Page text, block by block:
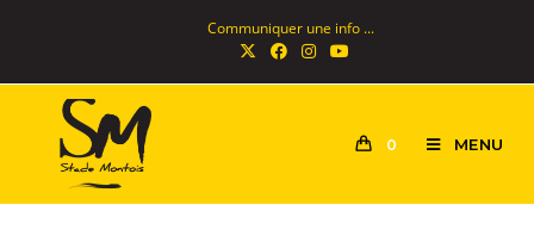
Communiquer une info ...
0 MENU